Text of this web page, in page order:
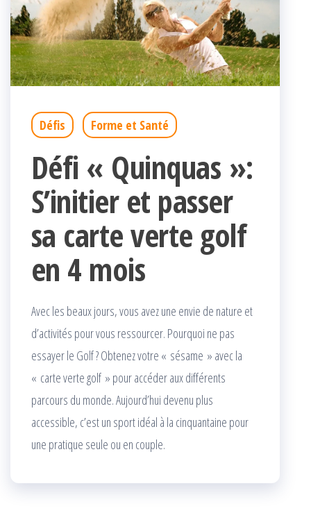
Défis Forme et Santé
Défi « Quinquas »:
S’initier et passer
sa carte verte golf
en 4 mois
Avec les beaux jours, vous avez une envie de nature et
d’activités pour vous ressourcer. Pourquoi ne pas
essayer le Golf ? Obtenez votre « sésame » avec la
« carte verte golf » pour accéder aux différents
parcours du monde. Aujourd’hui devenu plus
accessible, c’est un sport idéal à la cinquantaine pour
une pratique seule ou en couple.